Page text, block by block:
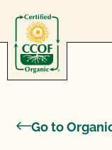
Go to